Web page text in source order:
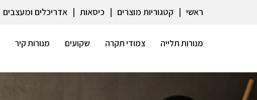
ראשי קטגוריות מוצרים כיסאות אדריכלים ומעצבים
מנורות תלייה צמודי תקרה שקועים מנורות קיר